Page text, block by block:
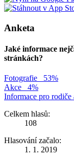
Anketa
Jaké informace
stránkách?
Fotografie
53%
Akce
4%
Informace pro rodiče
Celkem hlasů:
108
Hlasování začalo:
1. 1. 2019